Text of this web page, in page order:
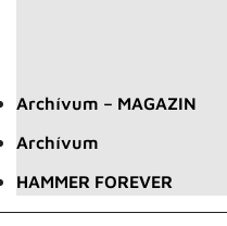
Archívum – MAGAZIN
Archívum
HAMMER FOREVER